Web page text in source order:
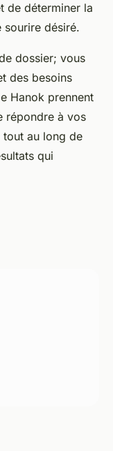
de déterminer la
sourire désiré.
dossier; vous
des besoins
Hanok prennent
répondre à vos
au long de
qui